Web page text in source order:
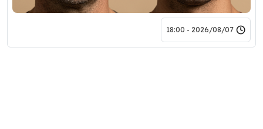
2026/08/07 - 18:00